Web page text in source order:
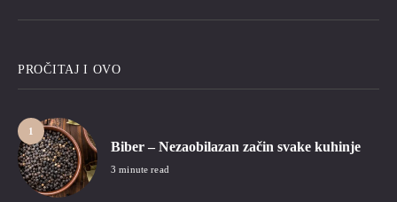
PROČITAJ I OVO
1
Biber – Nezaobilazan začin svake kuhinje
3 minute read